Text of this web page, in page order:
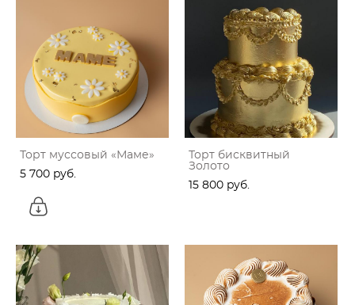
Торт муссовый «Маме»
5 700 pуб.
Торт бисквитный
Золото
15 800 pуб.